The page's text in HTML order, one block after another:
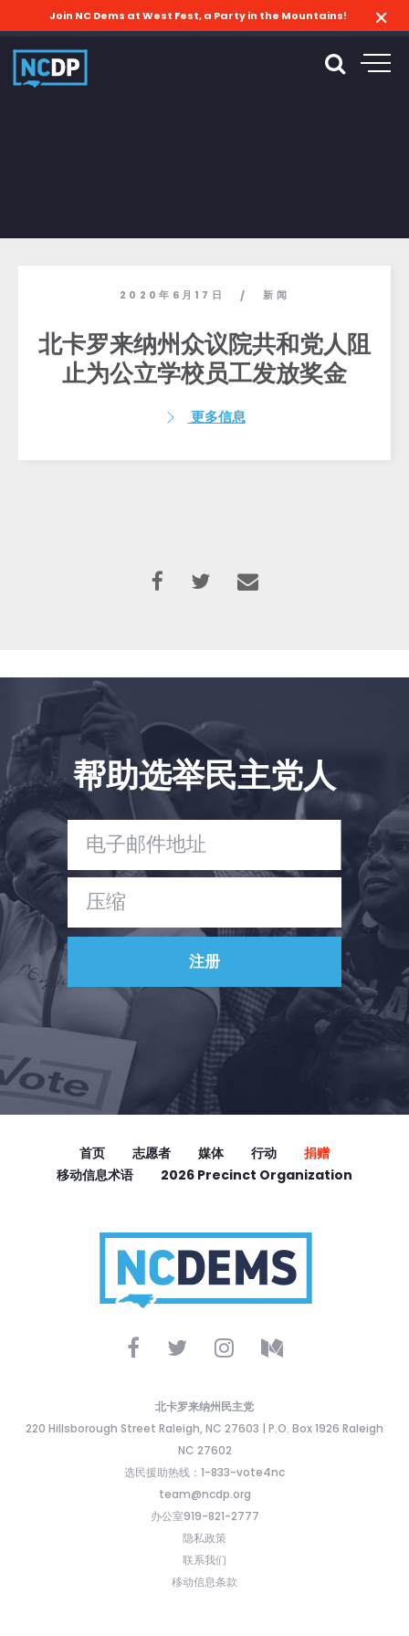
首页
Shop
Take Back the Courts
新闻
您的派对
行动
Vote
捐赠
Join NC Dems at West Fest, a Party in the Mountains!
2020年6月17日 / 新闻
北卡罗来纳州众议院共和党人阻
止为公立学校员工发放奖金
更多信息
帮助选举民主党人
首页 志愿者 媒体 行动
捐赠
移动信息术语
2026 Precinct Organization
北卡罗来纳州民主党
220 Hillsborough Street Raleigh, NC 27603 | P.O. Box 1926 Raleigh
NC 27602
选民援助热线：1-833-vote4nc
team@ncdp.org
办公室919-821-2777
隐私政策
联系我们
移动信息条款